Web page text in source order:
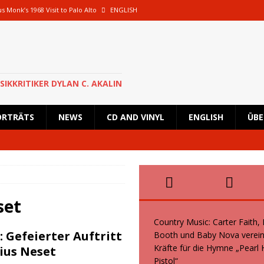
1968 Visit to Palo Alto ENGLISH
Creole and the Coconuts und Boogie Wonderstars machen den
DYLAN C. AKALIN
NEWS CD AND VINYL ENGLISH
Gefeierter Auftritt
Neset
Country Music: Carter Faith,
Booth und Baby Nova
Kräfte für die Hymne „Pearl
Pistol“